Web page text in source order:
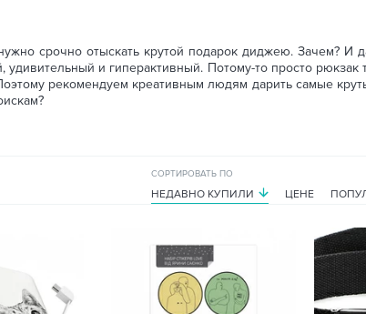
срочно отыскать крутой подарок диджею. Зачем? И
и гиперактивный. Потому-то просто рюкзак
рекомендуем креативным людям дарить самые
СОРТИРОВАТЬ ПО
НЕДАВНО КУПИЛИ ЦЕНЕ